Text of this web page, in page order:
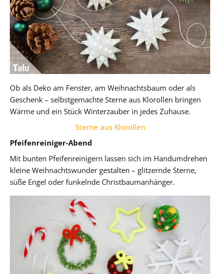
Ob als Deko am Fenster, am Weihnachtsbaum oder als
Geschenk – selbstgemachte Sterne aus Klorollen bringen
Wärme und ein Stück Winterzauber in jedes Zuhause.
Sterne aus Klorollen
Pfeifenreiniger-Abend
Mit bunten Pfeifenreinigern lassen sich im Handumdrehen
kleine Weihnachtswunder gestalten – glitzernde Sterne,
süße Engel oder funkelnde Christbaumanhänger.